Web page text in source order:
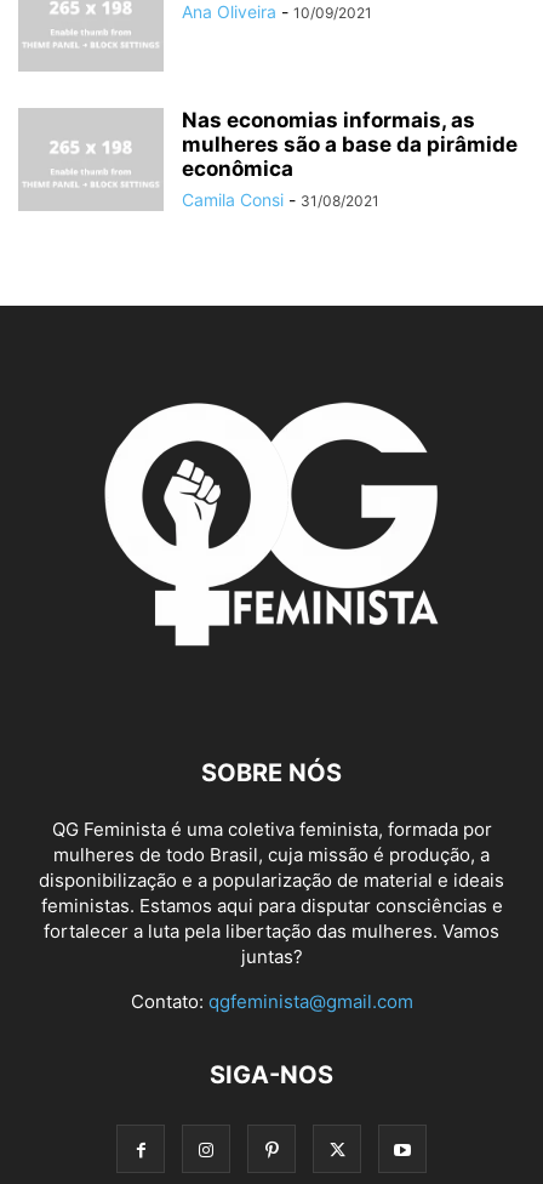
Ana Oliveira - 10/09/2021
Nas economias informais, as
mulheres são a base da pirâmide
econômica
Camila Consi - 31/08/2021
SOBRE NÓS
QG Feminista é uma coletiva feminista, formada por
mulheres de todo Brasil, cuja missão é produção, a
disponibilização e a popularização de material e ideais
feministas. Estamos aqui para disputar consciências e
fortalecer a luta pela libertação das mulheres. Vamos
juntas?
Contato: qgfeminista@gmail.com
SIGA-NOS